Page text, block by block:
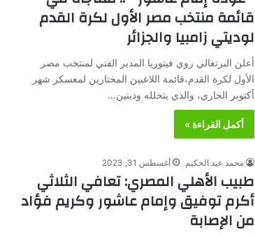
قائمة منتخب مصر الأول لكرة القدم
لوديتي زامبيا والجزائر
أعلن البرتغالي روي فيتوريا المدير الفني لمنتخب مصر
الأول لكرة القدم،قائمة اللاعبين المختارين لمعسكر شهر
أكتوبر الجاري، والذي يتخلله وديتين…
أكمل القراءة »
محمد عبد الحكيم أغسطس 31, 2023
طبيب الأهلي المصري: تعافي الثلاثي
أكرم توفيق وإمام عاشور وكريم فؤاد
من الإصابة